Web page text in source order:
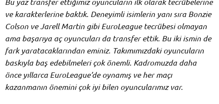
ve karakterlerine baktık. Deneyimli isimlerin yanı sıra Bonzie
Colson ve Jarell Martin gibi EuroLeague tecrübesi olmayan
ama başarıya aç oyuncuları da transfer ettik. Bu iki ismin de
fark yaratacaklarından eminiz. Takımımızdaki oyuncuların
baskıyla baş edebilmeleri çok önemli. Kadromuzda daha
önce yıllarca EuroLeague’de oynamış ve her maçı
kazanmanın önemini çok iyi bilen oyuncularımız var.